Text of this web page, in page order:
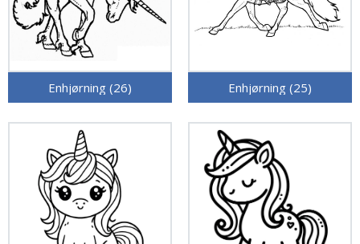
Enhjørning (26) Enhjørning (25)